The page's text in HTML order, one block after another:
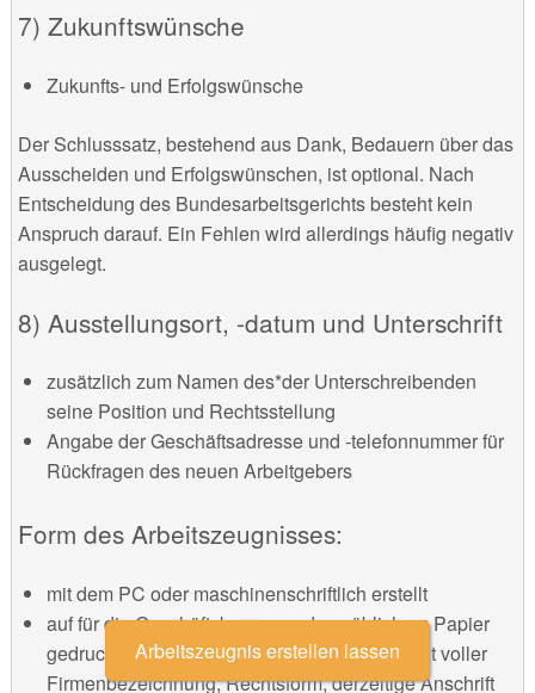
Arbeitszeugnis erstellen lassen
7) Zukunftswünsche
Zukunfts- und Erfolgswünsche
Der Schlusssatz, bestehend aus Dank, Bedauern über das
Ausscheiden und Erfolgswünschen, ist optional. Nach
Entscheidung des Bundesarbeitsgerichts besteht kein
Anspruch darauf. Ein Fehlen wird allerdings häufig negativ
ausgelegt.
8) Ausstellungsort, -datum und Unterschrift
zusätzlich zum Namen des*der Unterschreibenden
seine Position und Rechtsstellung
Angabe der Geschäftsadresse und -telefonnummer für
Rückfragen des neuen Arbeitgebers
Form des Arbeitszeugnisses:
mit dem PC oder maschinenschriftlich erstellt
auf für die Geschäftskorrespondenz üblichem Papier
gedruckt; alternativ auf einem weißen Blatt mit voller
Firmenbezeichnung, Rechtsform, derzeitige Anschrift